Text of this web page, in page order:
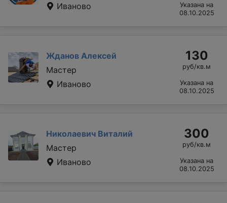
Иваново
Указана на
08.10.2025
Жданов Алексей
Мастер
Иваново
130
руб/кв.м
Указана на
08.10.2025
Николаевич Виталий
Мастер
Иваново
300
руб/кв.м
Указана на
08.10.2025